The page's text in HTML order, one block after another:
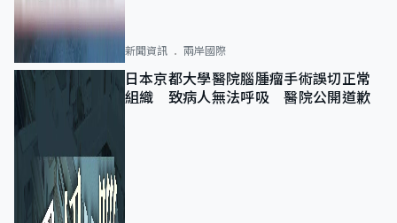
新聞資訊 兩岸國際
日本京都大學醫院腦腫瘤手術誤切正常
組織 致病人無法呼吸 醫院公開道歉